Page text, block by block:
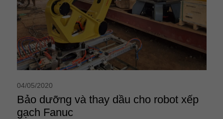
04/05/2020
Bảo dưỡng và thay dầu cho robot xếp
gạch Fanuc